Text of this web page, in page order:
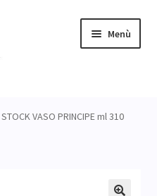
Menù
child
STOCK VASO PRINCIPE ml 310